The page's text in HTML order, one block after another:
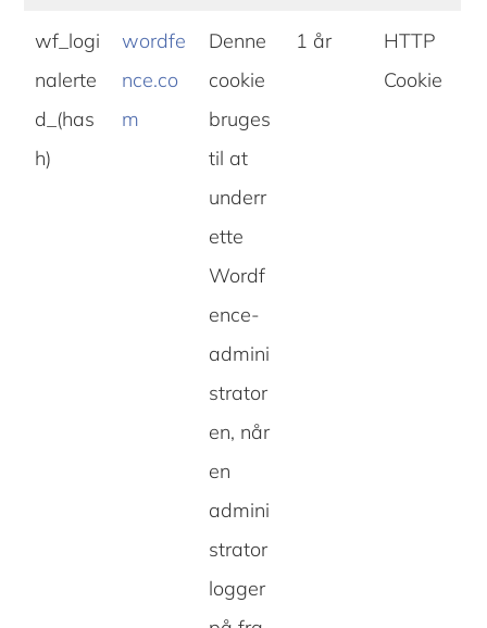
wf_logi
nalerte
d_(has
h)
wordfe
nce.co
m
Denne
cookie
bruges
til at
underr
ette
Wordf
ence-
admini
strator
en, når
en
admini
strator
logger
1 år
HTTP
Cookie